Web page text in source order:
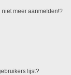
niet meer aanmelden!?
lijst?